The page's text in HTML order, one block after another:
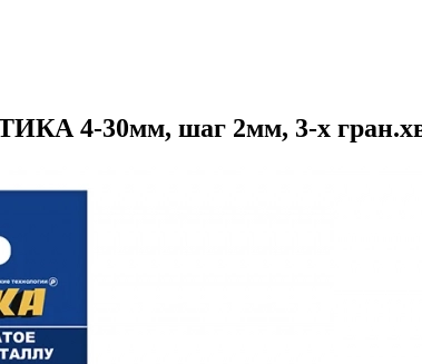
4-30мм, шаг 2мм, 3-х